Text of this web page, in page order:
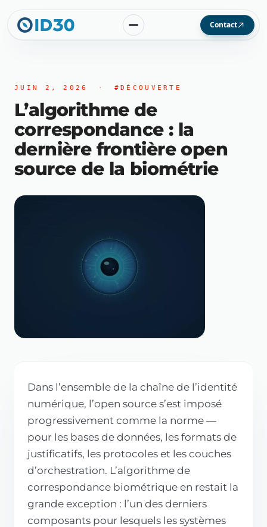
Contact
JUIN 2, 2026 · #DÉCOUVERTE
L’algorithme de
correspondance : la
dernière frontière open
source de la biométrie
Dans l’ensemble de la chaîne de l’identité
numérique, l’open source s’est imposé
progressivement comme la norme —
pour les bases de données, les formats de
justificatifs, les protocoles et les couches
d’orchestration. L’algorithme de
correspondance biométrique en restait la
grande exception : l’un des derniers
composants pour lesquels les systèmes